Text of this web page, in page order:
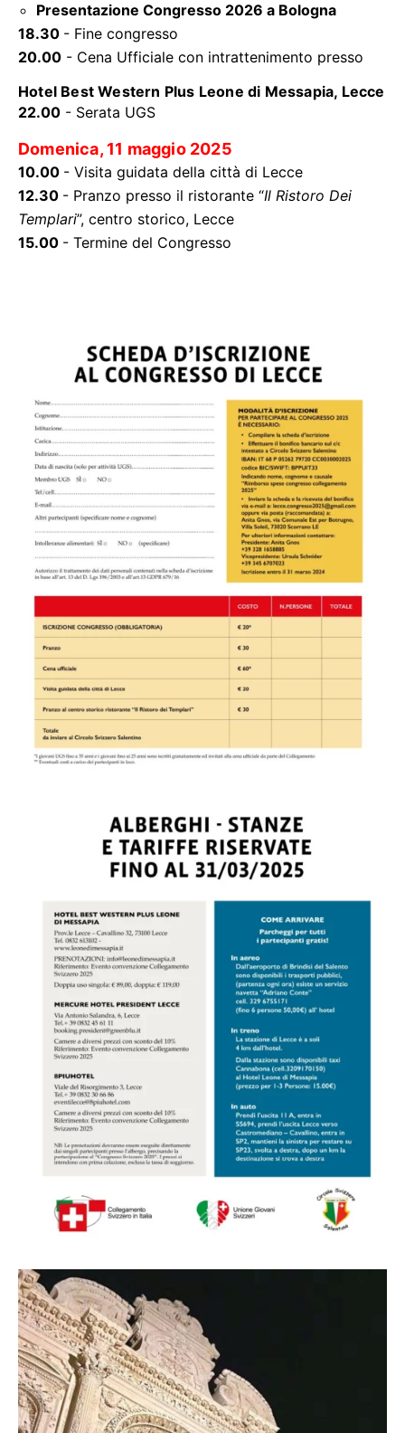
Presentazione Congresso 2026 a Bologna
18.30 - Fine congresso
20.00 - Cena Ufficiale con intrattenimento presso
Hotel Best Western Plus Leone di Messapia, Lecce
22.00 - Serata UGS
Domenica, 11 maggio 2025
10.00 - Visita guidata della città di Lecce
12.30 - Pranzo presso il ristorante “Il Ristoro Dei
Templari”, centro storico, Lecce
15.00 - Termine del Congresso